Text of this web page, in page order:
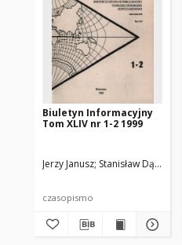
Biuletyn Informacyjny
Tom XLIV nr 1-2 1999
Jerzy Janusz Stanisław Dąbrowsk
czasopismo